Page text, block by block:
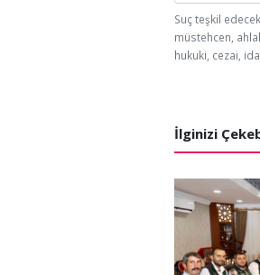
Suç teşkil
müstehcen,
hukuki, cezai,
İlginizi